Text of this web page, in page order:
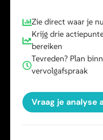
Zie direct waar je
Krijg drie
bereiken
Tevreden? Plan
vervolgafspraak
Vraag je analyse